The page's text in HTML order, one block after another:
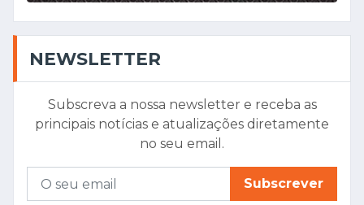
NEWSLETTER
Subscreva a nossa newsletter e receba as
principais notícias e atualizações diretamente
no seu email.
Subscrever